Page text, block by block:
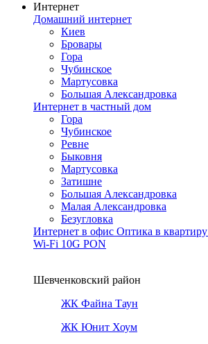
Интернет
Домашний интернет
Киев
Бровары
Гора
Чубинское
Мартусовка
Большая Александровка
Интернет в частный дом
Гора
Чубинское
Ревне
Быковня
Мартусовка
Затишне
Большая Александровка
Малая Александровка
Безугловка
Интернет в офис Оптика в квартиру
Wi-Fi 10G PON
Шевченковский район
ЖК Файна Таун
ЖК Юнит Хоум